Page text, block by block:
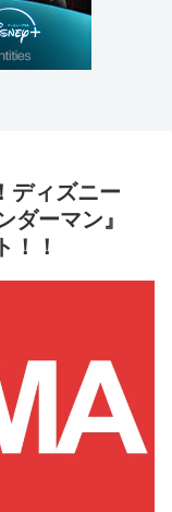
ディズニー
ダーマン』
！！